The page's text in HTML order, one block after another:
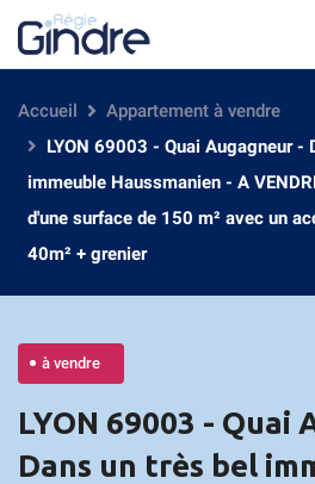
Accueil
Appartement à vendre
LYON 69003 - Quai Augagneur -
immeuble Haussmanien - A
d'une surface de 150 m² avec un
40m² + grenier
à vendre
LYON 69003 - Quai
Dans un très bel